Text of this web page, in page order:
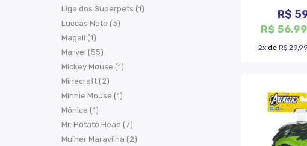
Liga dos Superpets (1)
Luccas Neto (3)
Magali (1)
Marvel (55)
Mickey Mouse (1)
Minecraft (2)
Minnie Mouse (1)
Mônica (1)
Mr. Potato Head (7)
Mulher Maravilha (2)
R$
R$
2xde R$ 29,99